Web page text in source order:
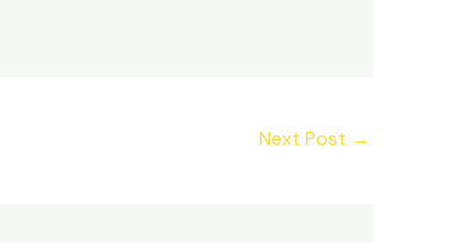
Next Post →